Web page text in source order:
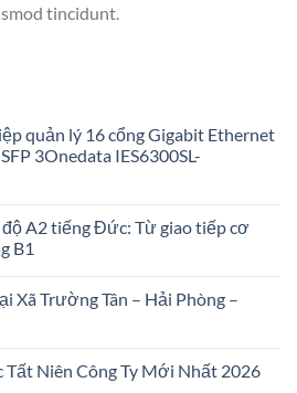
tincidunt.
quản lý 16 cổng Gigabit Ethernet
3Onedata IES6300SL-
A2 tiếng Đức: Từ giao tiếp cơ
B1
Xã Trường Tân – Hải Phòng –
Tất Niên Công Ty Mới Nhất 2026